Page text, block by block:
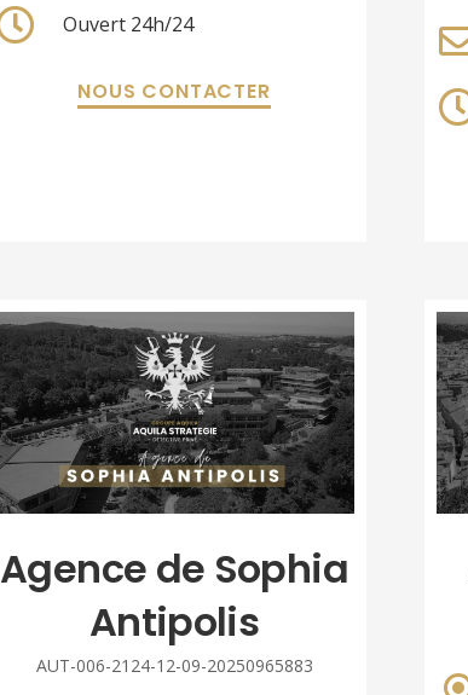
Ouvert 24h/24
NOUS CONTACTER
Agence de Sophia
Antipolis
AUT-006-2124-12-09-20250965883